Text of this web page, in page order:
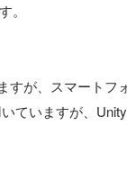
。
が、スマートフ
ていますが、